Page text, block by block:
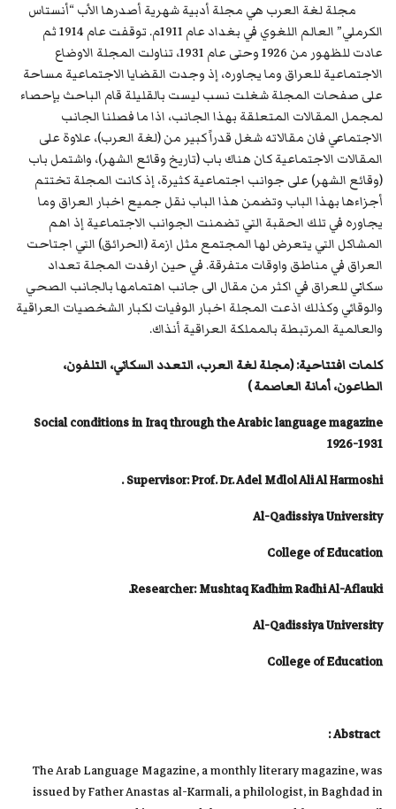
مجلة لغة العرب هي مجلة أدبية شهرية أصدرها الأب “أنستاس
الكرملي” العالم اللغوي في بغداد عام 1911م. توقفت عام 1914 ثم
عادت للظهور من 1926 وحتى عام 1931، تناولت المجلة الاوضاع
الاجتماعية للعراق وما يجاوره، إذ وجدت القضايا الاجتماعية مساحة
على صفحات المجلة شغلت نسب ليست بالقليلة قام الباحث بإحصاء
لمجمل المقالات المتعلقة بهذا الجانب، اذا ما فصلنا الجانب
الاجتماعي فان مقالاته شغل قدراً كبير من (لغة العرب)، علاوة على
المقالات الاجتماعية كان هناك باب (تاريخ وقائع الشهر)، واشتمل باب
(وقائع الشهر) على جوانب اجتماعية كثيرة، إذ كانت المجلة تختتم
أجزاءها بهذا الباب وتضمن هذا الباب نقل جميع اخبار العراق وما
يجاوره في تلك الحقبة التي تضمنت الجوانب الاجتماعية إذ اهم
المشاكل التي يتعرض لها المجتمع مثل ازمة (الحرائق) التي اجتاحت
العراق في مناطق واوقات متفرقة. في حين ارفدت المجلة تعداد
سكاني للعراق في اكثر من مقال الى جانب اهتمامها بالجانب الصحي
والوقائي وكذلك اذعت المجلة اخبار الوفيات لكبار الشخصيات العراقية
والعالمية المرتبطة بالمملكة العراقية أنذاك.
كلمات افتتاحية: (مجلة لغة العرب،التعدد السكاني، التلفون،
الطاعون، أمانة العاصمة )
Social conditions in Iraq through the Arabic language magazine
1926-1931
Supervisor: Prof. Dr. Adel Mdlol Ali Al Harmoshi .
Al-Qadissiya University
College of Education
Researcher: Mushtaq Kadhim Radhi Al-Aflauki.
Al-Qadissiya University
College of Education
Abstract :
The Arab Language Magazine, a monthly literary magazine, was
issued by Father Anastas al-Karmali, a philologist, in Baghdad in